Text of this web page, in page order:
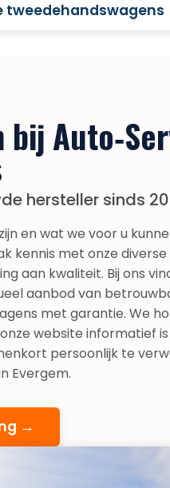
tweedehandswagens
bij
hersteller sinds
en wat we voor u
kennis met onze
aan kwaliteit. Bij ons
aanbod van
met garantie. We
website informatief
persoonlijk te
Evergem.
→